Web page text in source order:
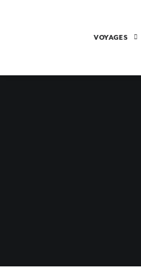
VOYAGES